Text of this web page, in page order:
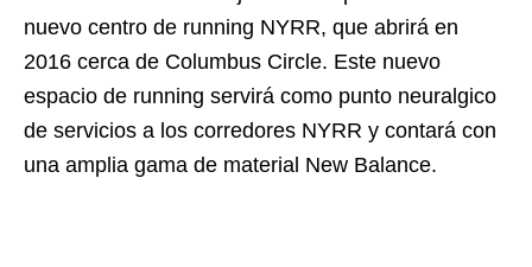
nuevo centro de running NYRR, que abrirá en
2016 cerca de Columbus Circle. Este nuevo
espacio de running servirá como punto neuralgico
de servicios a los corredores NYRR y contará con
una amplia gama de material New Balance.